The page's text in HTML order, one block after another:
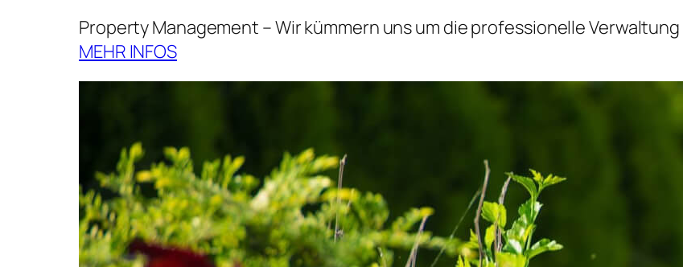
Property Management – Wir kümmern uns um die professionelle
MEHR INFOS